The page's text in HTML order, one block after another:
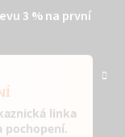
3 % na první
linka
pochopení.